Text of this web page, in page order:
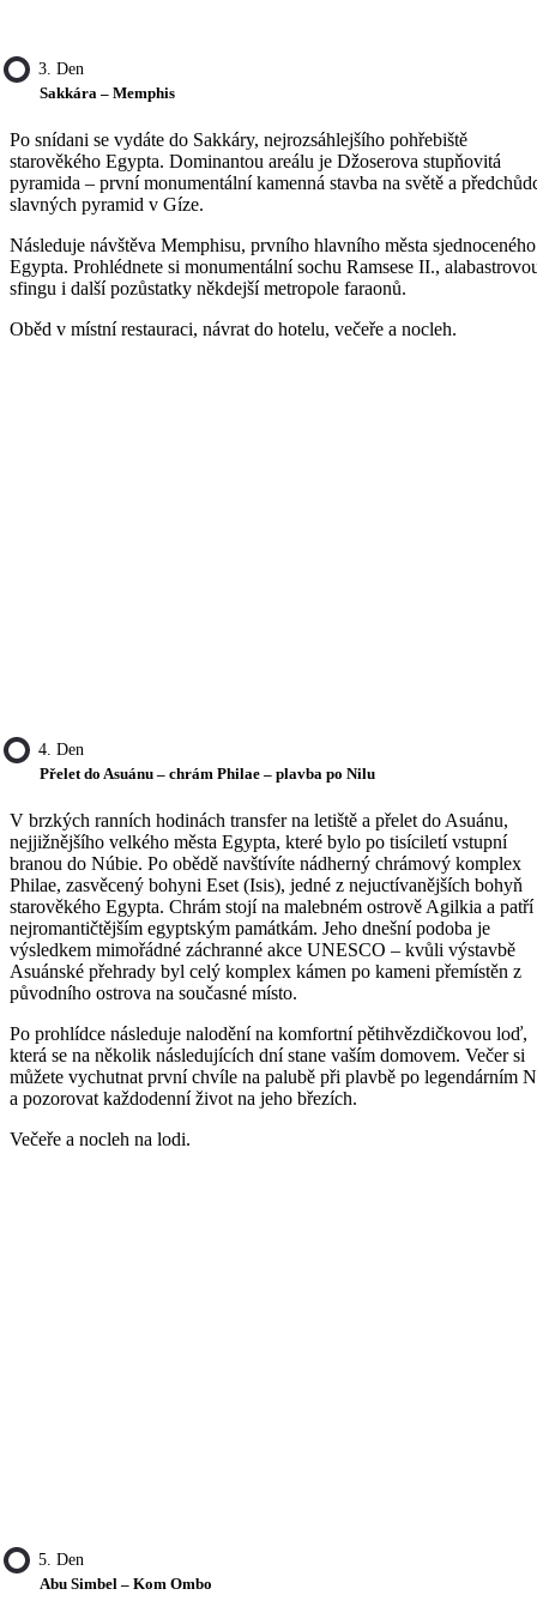
3. Den
Sakkára – Memphis
Po snídani se vydáte do Sakkáry, nejrozsáhlejšího pohřebiště
starověkého Egypta. Dominantou areálu je Džoserova stupňovitá
pyramida – první monumentální kamenná stavba na světě a
slavných pyramid v Gíze.
Následuje návštěva Memphisu, prvního hlavního města sjednoceného
Egypta. Prohlédnete si monumentální sochu Ramsese II.,
sfingu i další pozůstatky někdejší metropole faraonů.
Oběd v místní restauraci, návrat do hotelu, večeře a nocleh.
4. Den
Přelet do Asuánu – chrám Philae – plavba po Nilu
V brzkých ranních hodinách transfer na letiště a přelet do Asuánu,
nejjižnějšího velkého města Egypta, které bylo po tisíciletí vstupní
branou do Núbie. Po obědě navštívíte nádherný chrámový komplex
Philae, zasvěcený bohyni Eset (Isis), jedné z nejuctívanějších bohyň
starověkého Egypta. Chrám stojí na malebném ostrově Agilkia a
nejromantičtějším egyptským památkám. Jeho dnešní podoba je
výsledkem mimořádné záchranné akce UNESCO – kvůli výstavbě
Asuánské přehrady byl celý komplex kámen po kameni přemístěn z
původního ostrova na současné místo.
Po prohlídce následuje nalodění na komfortní pětihvězdičkovou loď,
která se na několik následujících dní stane vaším domovem. Večer si
můžete vychutnat první chvíle na palubě při plavbě po legendárním
a pozorovat každodenní život na jeho březích.
Večeře a nocleh na lodi.
5. Den
Abu Simbel – Kom Ombo